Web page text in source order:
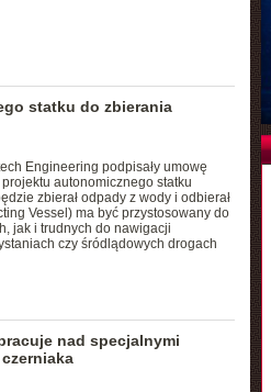
statku do zbierania
Engineering podpisały umowę
autonomicznego statku
zbierał odpady z wody i odbierał
Vessel) ma być przystosowany do
jak i trudnych do nawigacji
czy śródlądowych drogach
nad specjalnymi